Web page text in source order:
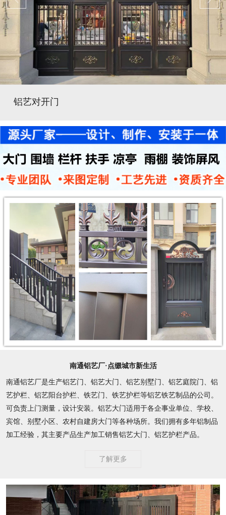
铝艺对开门
南通铝艺厂·点缀城市新生活
南通铝艺厂是生产铝艺门、铝艺大门、铝艺别墅门、铝艺庭院门、铝
艺护栏、铝艺阳台护栏、铁艺门、铁艺护栏等铝艺铁艺制品的公司。
可负责上门测量，设计安装。铝艺大门适用于各企事业单位、学校、
宾馆、别墅小区、农村自建房大门等各种场所。我们拥有多年铝制品
加工经验，其主要产品生产加工销售铝艺大门、铝艺护栏产品。
了解更多